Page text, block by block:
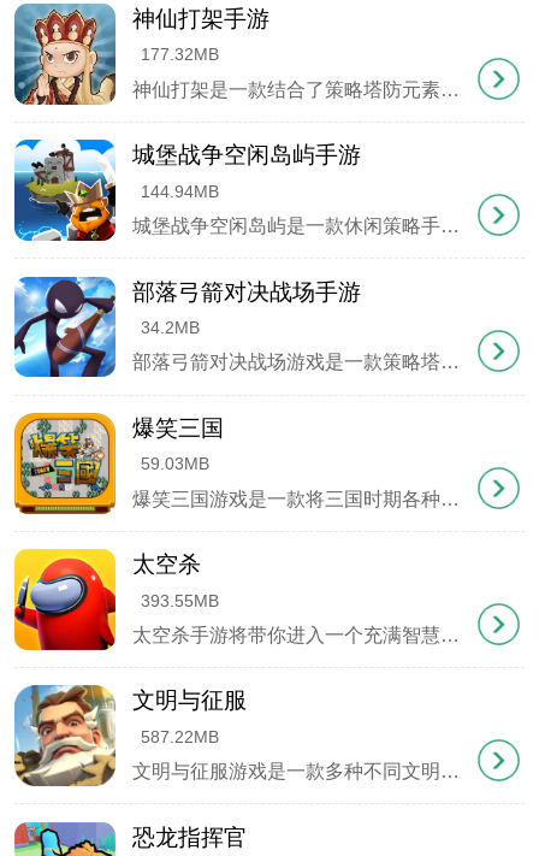
4、游戏搭配建议逄猛，后羿，嫦娥(嫦娥三人组)，牛
祖，酒神(酒鬼2人组)，主C黑无常，10人口基本就可
以通关目前关卡，游戏里英雄最高可升到5级，站位下
其他摆在上面一排。
5、N5之后关卡英雄升级到5级会解锁英雄第三技能，
可以用打的钱刷新技能效果和等级，技能建议黑无常
带溅射，其他全带断筋或者震荡，至于等级视经济情
况。
6、神技，游戏里50木头可以打一次BOSS学神技，建
议从第5波怪开始打(脸好的也可以第四波，视情况而
定)，神技建议优先学习号令之旗，其他这些技能视情
况而定，注：这套是黑无常主C千万不要学习减攻速
的神技否则输出可能跟不上。
神仙打架手游
177.32MB
神仙打架是一款结合了策略塔防元素的休闲手游，游戏提供了丰富多样的等级和角色职业选择，确保每位玩家都能找到适合自己风格的游戏方式。玩家可以招募来自东西方神话中的各种神仙角色，运用这些神仙的独特技能，构建出多样化的队伍阵容，挑战各式各样的敌人哦!神仙打架还设置了多种任务，每个任务都有其独特的技能要求，允许玩家自由发挥!
城堡战争空闲岛屿手游
144.94MB
城堡战争空闲岛屿是一款休闲策略手游，玩家将进入一个神秘又充满探险元素的岛屿世界，在这片未知的土地上，玩家将承担起指挥官的角色，肩负起建造与发展自己城堡的重任。游戏的核心在于如何高效地管理和利用资源，玩家需要探索岛屿，发现并采集诸如木材、石头和金币等资源，这些资源对于建设与升级城堡设施至关重要，玩家还可以通过建设专门的生产建筑，进一步增加资源产出，加速城堡的成长。
部落弓箭对决战场手游
34.2MB
部落弓箭对决战场游戏是一款策略塔防游戏，玩家在游戏中指挥各种兵种与敌人对抗。每个兵种都有独特的技能和攻击方式，考验玩家对战场的掌控能力，适合喜欢策略游戏的玩家。
爆笑三国
59.03MB
爆笑三国游戏是一款将三国时期各种历史故事与角色扮演元素相结合的全新手机游戏。在游戏中，玩家将扮演三国时期的一位主公，需要招募及训练武将，以及搜集装备，并参与各式各样的有战斗。
太空杀
393.55MB
太空杀手游将带你进入一个充满智慧与社交互动玩法的宇宙冒险世界，在宇宙中体验一场刺激的推理冒险。你将成为一名太空探险者，与其他玩家一起合作战斗或互相较量。
文明与征服
587.22MB
文明与征服游戏是一款多种不同文明大碰撞的策略战争手游，游戏发生在广阔的泰拉大陆，玩家是一位逃忙的王国后代，躲避仇人并在阴暗角落中积蓄力量来复仇和抢回自己的王位。
恐龙指挥官